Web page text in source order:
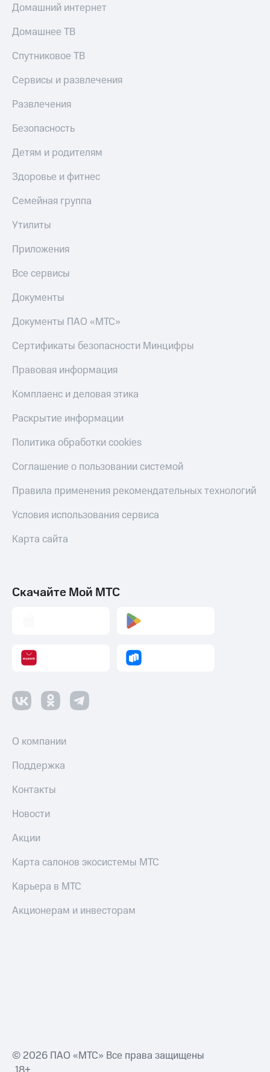
Домашний интернет
Домашнее ТВ
Спутниковое ТВ
Сервисы и развлечения
Развлечения
Безопасность
Детям и родителям
Здоровье и фитнес
Семейная группа
Утилиты
Приложения
Все сервисы
Документы
Документы ПАО «МТС»
Сертификаты безопасности Минцифры
Правовая информация
Комплаенс и деловая этика
Раскрытие информации
Политика обработки cookies
Соглашение о пользовании системой
Правила применения рекомендательных технологий
Условия использования сервиса
Карта сайта
Скачайте Мой МТС
О компании
Поддержка
Контакты
Новости
Акции
Карта салонов экосистемы МТС
Карьера в МТС
Акционерам и инвесторам
© 2026 ПАО «МТС» Все права защищены